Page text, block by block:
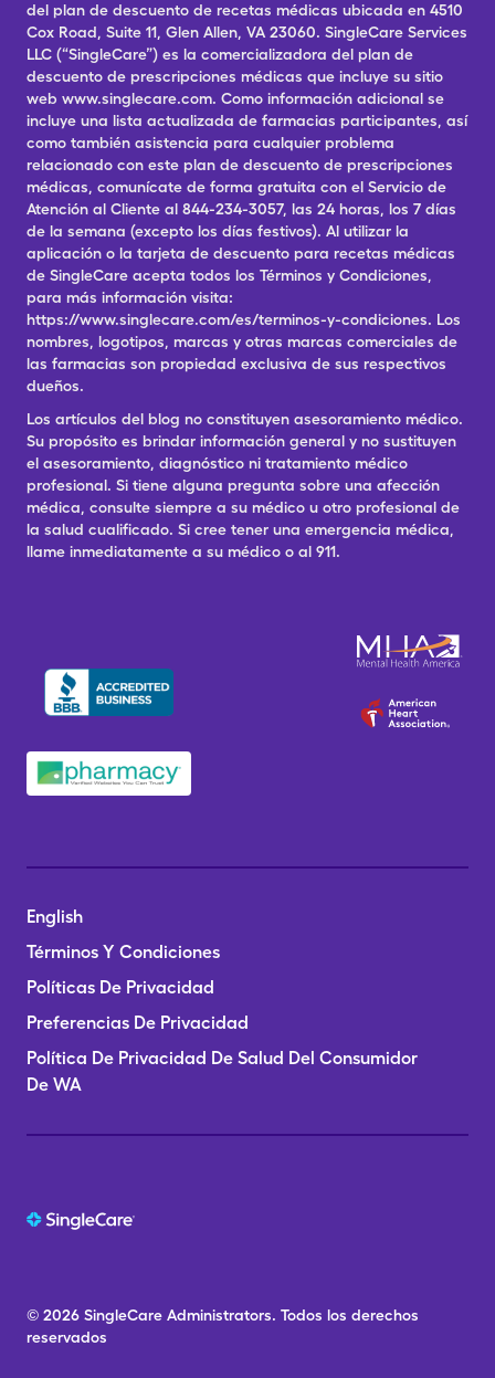
del plan de descuento de recetas médicas ubicada en 4510
Cox Road, Suite 11, Glen Allen, VA 23060. SingleCare Services
LLC (“SingleCare”) es la comercializadora del plan de
descuento de prescripciones médicas que incluye su sitio
web www.singlecare.com. Como información adicional se
incluye una lista actualizada de farmacias participantes, así
como también asistencia para cualquier problema
relacionado con este plan de descuento de prescripciones
médicas, comunícate de forma gratuita con el Servicio de
Atención al Cliente al 844-234-3057, las 24 horas, los 7 días
de la semana (excepto los días festivos). Al utilizar la
aplicación o la tarjeta de descuento para recetas médicas
de SingleCare acepta todos los Términos y Condiciones,
para más información visita:
https://www.singlecare.com/es/terminos-y-condiciones. Los
nombres, logotipos, marcas y otras marcas comerciales de
las farmacias son propiedad exclusiva de sus respectivos
dueños.
Los artículos del blog no constituyen asesoramiento médico.
Su propósito es brindar información general y no sustituyen
el asesoramiento, diagnóstico ni tratamiento médico
profesional. Si tiene alguna pregunta sobre una afección
médica, consulte siempre a su médico u otro profesional de
la salud cualificado. Si cree tener una emergencia médica,
llame inmediatamente a su médico o al 911.
English
Términos Y Condiciones
Políticas De Privacidad
Preferencias De Privacidad
Política De Privacidad De Salud Del Consumidor
De WA
© 2026 SingleCare Administrators. Todos los derechos
reservados